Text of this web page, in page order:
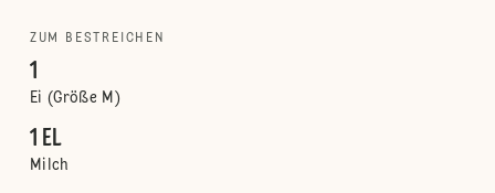
ZUM BESTREICHEN
1
Ei (Größe M)
1 EL
Milch